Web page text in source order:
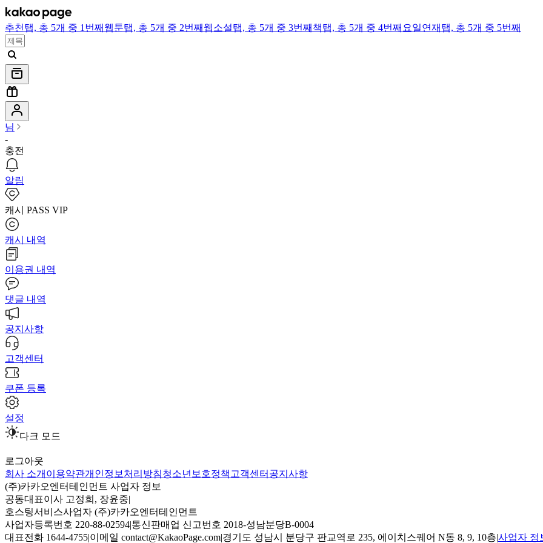
추천 탭, 총 5개 중 1번째 웹툰탭, 총 5개 중 2번째 웹소설탭, 총 5개 중 3번째 책탭, 총 5개 중 4번째 요일연재 탭, 총 5개 중 5번째
님
-
충전
알림
캐시 PASS VIP
캐시 내역
이용권 내역
댓글 내역
공지사항
고객센터
쿠폰 등록
설정
다크 모드
로그아웃
회사 소개 이용약관개인정보처리방침청소년보호정책 고객센터 공지사항
(주)카카오엔터테인먼트 사업자 정보
공동대표이사 고정희, 장윤중|
호스팅서비스사업자 (주)카카오엔터테인먼트
사업자등록번호 220-88-02594|통신판매업 신고번호 2018-성남분당B-0004
대표전화 1644-4755|이메일 contact@KakaoPage.com|경기도 성남시 분당구 판교역로 235, 에이치스퀘어 N동 8, 9, 10층|사업자 정